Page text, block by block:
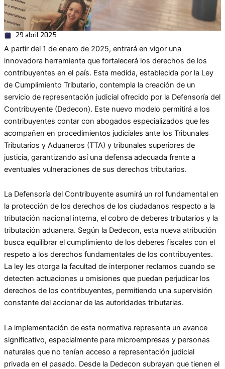
29 abril 2025
A partir del 1 de enero de 2025, entrará en vigor una
innovadora herramienta que fortalecerá los derechos de los
contribuyentes en el país. Esta medida, establecida por la Ley
de Cumplimiento Tributario, contempla la creación de un
servicio de representación judicial ofrecido por la Defensoría del
Contribuyente (Dedecon). Este nuevo modelo permitirá a los
contribuyentes contar con abogados especializados que les
acompañen en procedimientos judiciales ante los Tribunales
Tributarios y Aduaneros (TTA) y tribunales superiores de
justicia, garantizando así una defensa adecuada frente a
eventuales vulneraciones de sus derechos tributarios.
La Defensoría del Contribuyente asumirá un rol fundamental en
la protección de los derechos de los ciudadanos respecto a la
tributación nacional interna, el cobro de deberes tributarios y la
tributación aduanera. Según la Dedecon, esta nueva atribución
busca equilibrar el cumplimiento de los deberes fiscales con el
respeto a los derechos fundamentales de los contribuyentes.
La ley les otorga la facultad de interponer reclamos cuando se
detecten actuaciones u omisiones que puedan perjudicar los
derechos de los contribuyentes, permitiendo una supervisión
constante del accionar de las autoridades tributarias.
La implementación de esta normativa representa un avance
significativo, especialmente para microempresas y personas
naturales que no tenían acceso a representación judicial
privada en el pasado. Desde la Dedecon subrayan que tienen el